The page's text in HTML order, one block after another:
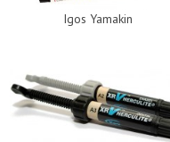
Igos Yamakin